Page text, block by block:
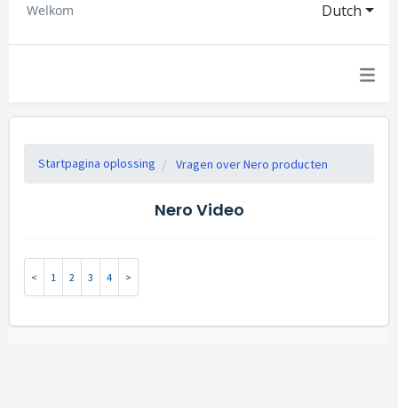
Dutch
Welkom
Startpagina oplossing Vragen over Nero producten
Nero Video
1 2 3 4